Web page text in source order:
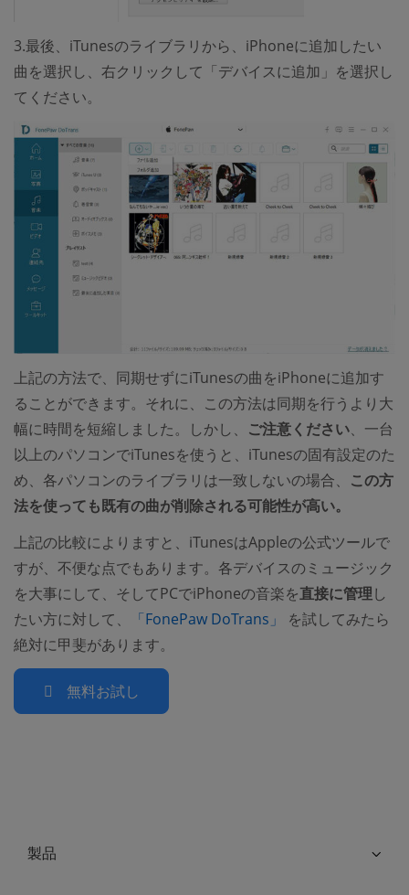
3.最後、iTunesのライブラリから、iPhoneに追加したい
曲を選択し、右クリックして「デバイスに追加」を選択し
てください。
上記の方法で、同期せずにiTunesの曲をiPhoneに追加す
ることができます。それに、この方法は同期を行うより大
幅に時間を短縮しました。しかし、 ご注意ください、一台
以上のパソコンでiTunesを使うと、iTunesの固有設定のた
め、各パソコンのライブラリは一致しないの場合、 この方
法を使っても既有の曲が削除される可能性が高い。
上記の比較によりますと、iTunesはAppleの公式ツールで
すが、不便な点でもあります。各デバイスのミュージック
を大事にして、そしてPCでiPhoneの音楽を直接に管理し
たい方に対して、
「FonePaw DoTrans」 (opens new
を試してみたら
絶対に甲斐があります。
無料お試し
製品